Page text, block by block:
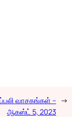
வாசகங்கள் –
ஆகஸ்ட் 5, 2023
→